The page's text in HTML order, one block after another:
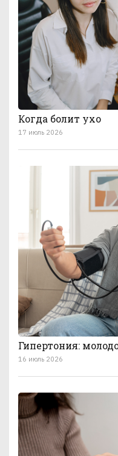
Когда болит ухо
17 июль 2026
Гипертония:
16 июль 2026